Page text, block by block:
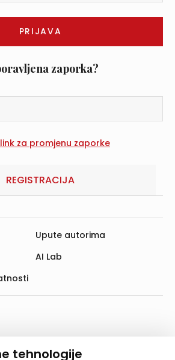
tehnologije
zaporka?
REGISTRACIJA
Upute autorima
AI Lab